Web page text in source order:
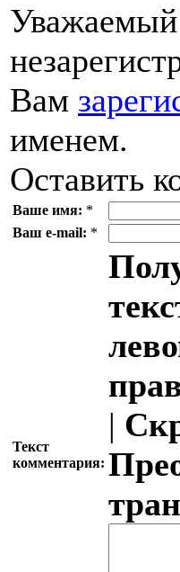
Уважаемый
Вам
именем.
Оставить
Ваше имя: *
Ваш e-mail: *
Текст
комментария:
|